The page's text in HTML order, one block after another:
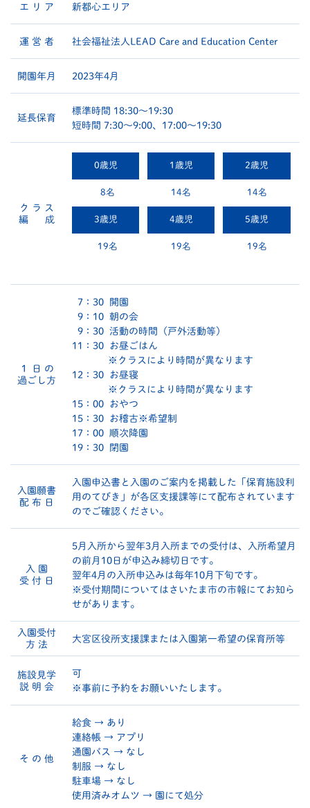
エ リ ア 新都心エリア
運 営 者 社会福祉法人LEAD Care and Education Center
開園年月 2023年4月
延長保育
標準時間 18:30～19:30
短時間 7:30～9:00、17:00～19:30
ク ラ ス
編 成
0歳児 1歳児 2歳児
8名 14名 14名
3歳児 4歳児 5歳児
19名 19名 19名
１ 日 の
過ごし方
7：30 開園
9：10 朝の会
9：30 活動の時間（戸外活動等）
11：30 お昼ごはん
※クラスにより時間が異なります
12：30 お昼寝
※クラスにより時間が異なります
15：00 おやつ
15：30 お稽古※希望制
17：00 順次降園
19：30 閉園
入園願書
配 布 日
入園申込書と入園のご案内を掲載した「保育施設利
用のてびき」が各区支援課等にて配布されています
のでご確認ください。
入 園
受 付 日
5月入所から翌年3月入所までの受付は、入所希望月
の前月10日が申込み締切日です。
翌年4月の入所申込みは毎年10月下旬です。
※受付期間についてはさいたま市の市報にてお知ら
せがあります。
入園受付
方 法
大宮区役所支援課または入園第一希望の保育所等
施設見学
説 明 会
可
※事前に予約をお願いいたします。
そ の 他
給食 → あり
連絡帳 → アプリ
通園バス → なし
制服 → なし
駐車場 → なし
使用済みオムツ → 園にて処分